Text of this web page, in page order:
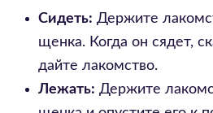
Сидеть: Держите
щенка. Когда он сядет,
дайте лакомство.
Лежать: Держите